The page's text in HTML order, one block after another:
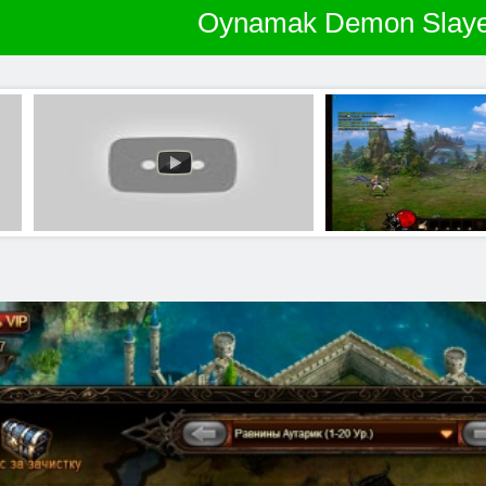
Oynamak Demon